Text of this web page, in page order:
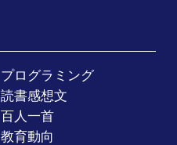
プログラミング
読書感想文
百人一首
教育動向